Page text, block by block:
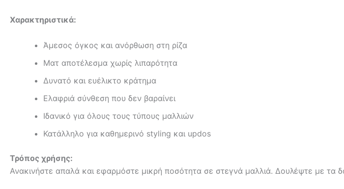
Χαρακτηριστικά:
Άμεσος όγκος και ανόρθωση στη ρίζα
Ματ αποτέλεσμα χωρίς λιπαρότητα
Δυνατό και ευέλικτο κράτημα
Ελαφριά σύνθεση που δεν βαραίνει
Ιδανικό για όλους τους τύπους μαλλιών
Κατάλληλο για καθημερινό styling και updos
Τρόπος χρήσης:
Ανακινήστε απαλά και εφαρμόστε μικρή ποσότητα σε στεγνά μαλλιά. Δουλέψτε με τα